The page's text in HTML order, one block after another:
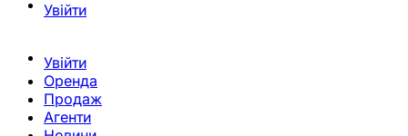
Увійти
Увійти
Оренда
Продаж
Агенти